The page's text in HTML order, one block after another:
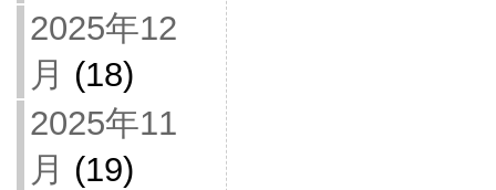
2025年12
月 (18)
2025年11
月 (19)